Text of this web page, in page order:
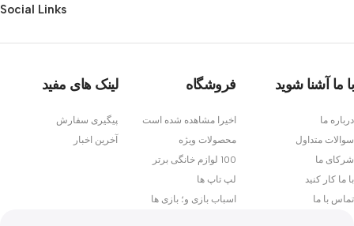
Social Links
با ما آشنا شوید
درباره ما
سوالات متداول
شرکای ما
با ما کار کنید
تماس با ما
فروشگاه
اخیرا مشاهده شده است
محصولات ویژه
100 لوازم خانگی برتر
لپ تاپ ها
اسباب بازی و؛ بازی ها
لینک های مفید
پیگیری سفارش
آخرین اخبار